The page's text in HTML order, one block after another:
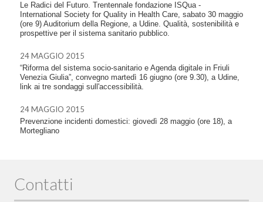
Le Radici del Futuro. Trentennale fondazione ISQua -
International Society for Quality in Health Care, sabato 30 maggio
(ore 9) Auditorium della Regione, a Udine. Qualità, sostenibilità e
prospettive per il sistema sanitario pubblico.
24 MAGGIO 2015
“Riforma del sistema socio-sanitario e Agenda digitale in Friuli
Venezia Giulia”, convegno martedì 16 giugno (ore 9.30), a Udine,
link ai tre sondaggi sull'accessibilità.
24 MAGGIO 2015
Prevenzione incidenti domestici: giovedì 28 maggio (ore 18), a
Mortegliano
Contatti